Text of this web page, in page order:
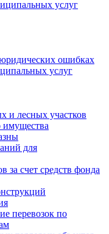
услуг
ошибках
услуг
и лесных участков
для
за счет средств фонда
перевозок по